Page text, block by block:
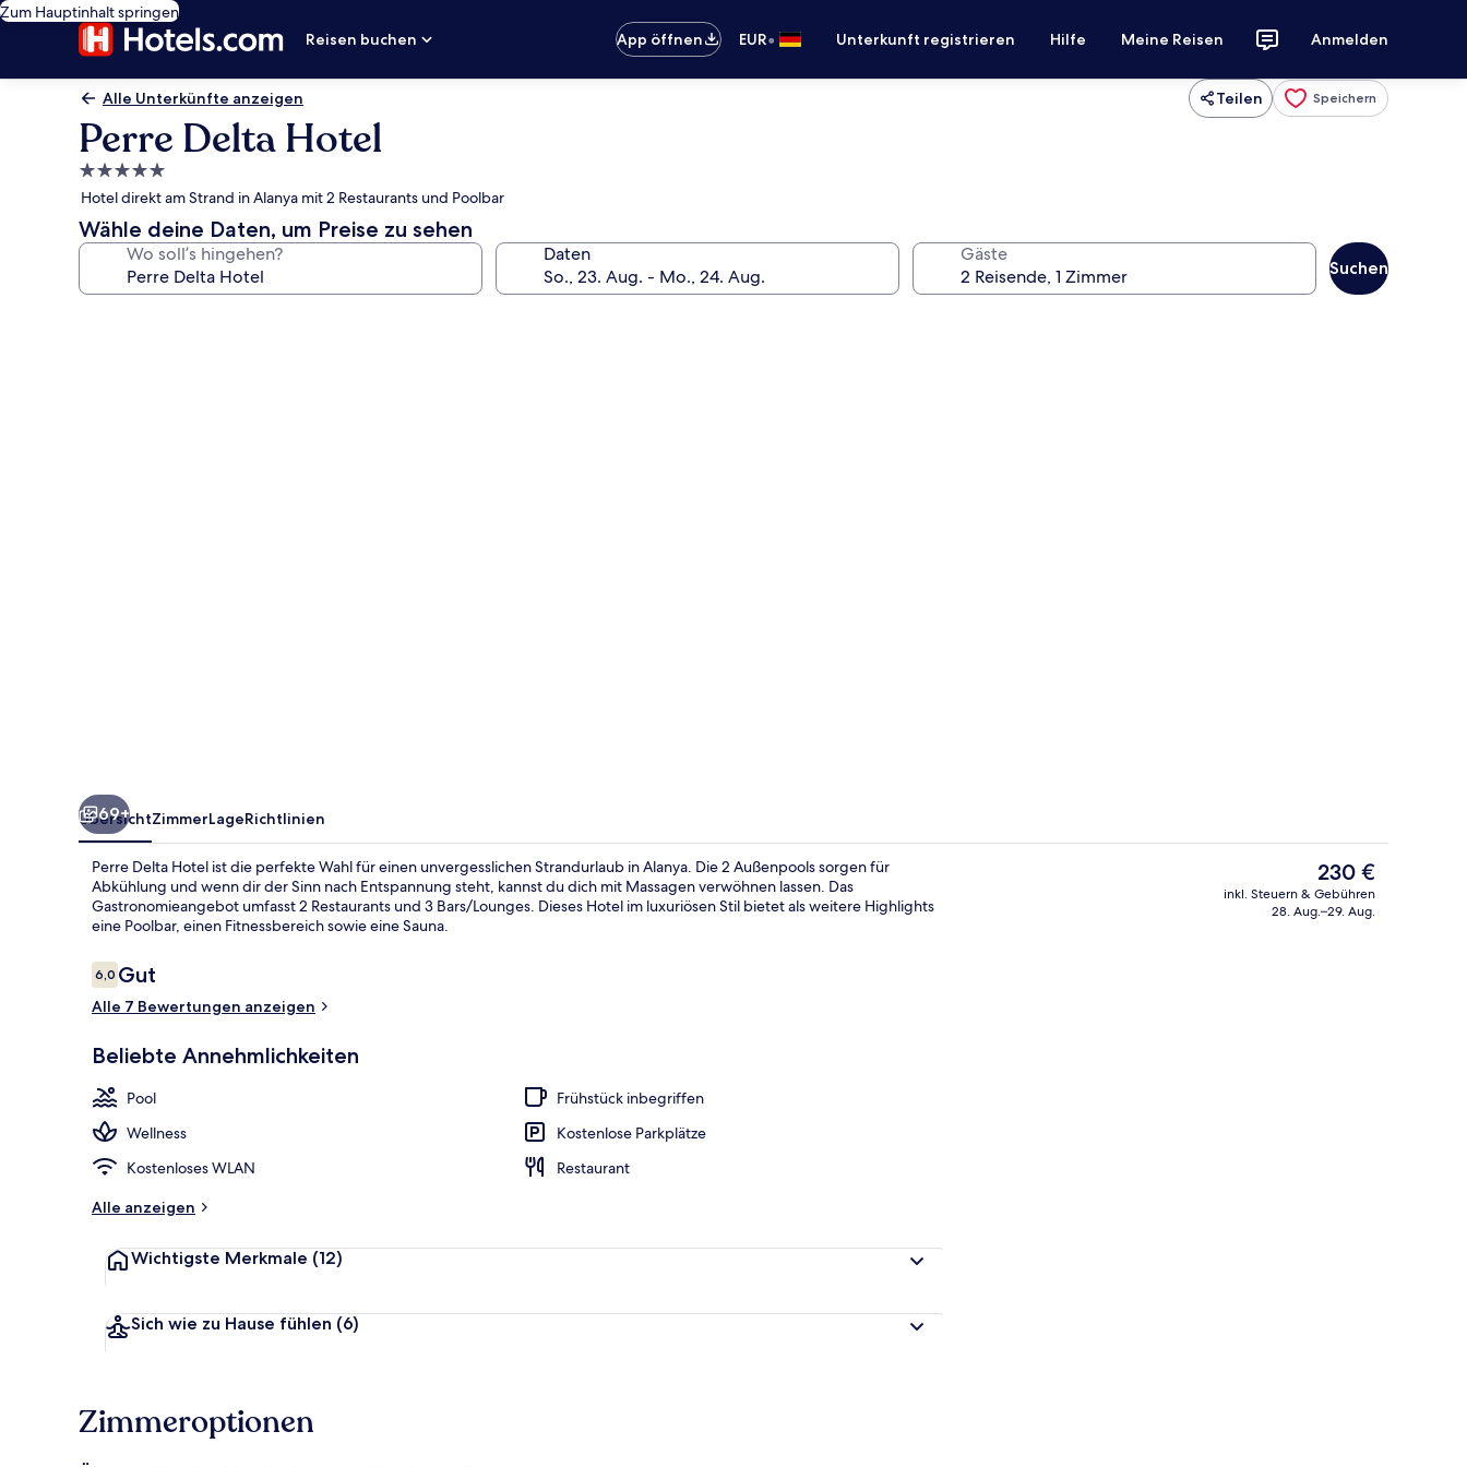
Zum Hauptinhalt springen
Reisen buchen
App öffnen EUR• Unterkunft registrieren Hilfe Meine Reisen Anmelden
Alle Unterkünfte anzeigen Teilen Speichern
Perre Delta Hotel
5.0-
Sterne-
Unterkunft
Hotel direkt am Strand in Alanya mit 2 Restaurants und Poolbar
Wähle deine Daten, um Preise zu sehen
Wo soll’s hingehen? Daten Gäste
Suchen
69+
ÜbersichtZimmerLageRichtlinien
Perre Delta Hotel ist die perfekte Wahl für einen unvergesslichen Strandurlaub in Alanya. Die 2 Außenpools sorgen für
Abkühlung und wenn dir der Sinn nach Entspannung steht, kannst du dich mit Massagen verwöhnen lassen. Das
Gastronomieangebot umfasst 2 Restaurants und 3 Bars/Lounges. Dieses Hotel im luxuriösen Stil bietet als weitere Highlights
eine Poolbar, einen Fitnessbereich sowie eine Sauna.
Bewertungen
6,06,0 von 10.
Gut
Alle 7 Bewertungen anzeigen
Beliebte Annehmlichkeiten
Pool
Frühstück inbegriffen
Wellness
Kostenlose Parkplätze
Kostenloses WLAN
Restaurant
Alle anzeigen
Wichtigste Merkmale (12)
Sich wie zu Hause fühlen (6)
Der
aktuelle
Preis
230 €
inkl. Steuern & Gebühren
28. Aug.–29. Aug.
Zimmeroptionen